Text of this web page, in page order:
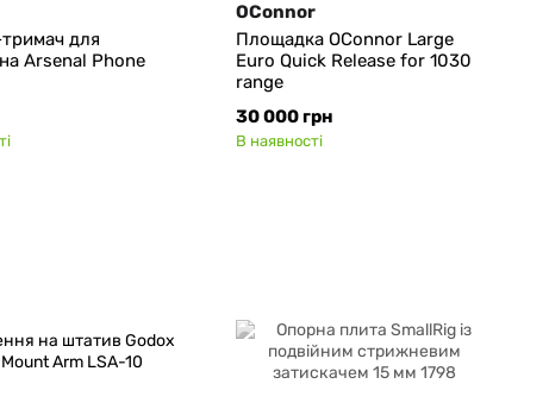
для
Arsenal Phone
OConnor
Площадка OConnor Large
Euro Quick Release for 1030
range
30 000 грн
В наявності